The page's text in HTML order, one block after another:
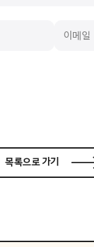
목록으로 가기